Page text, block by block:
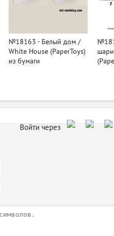
№18163 - Белый дом /
White House (PaperToys)
из бумаги